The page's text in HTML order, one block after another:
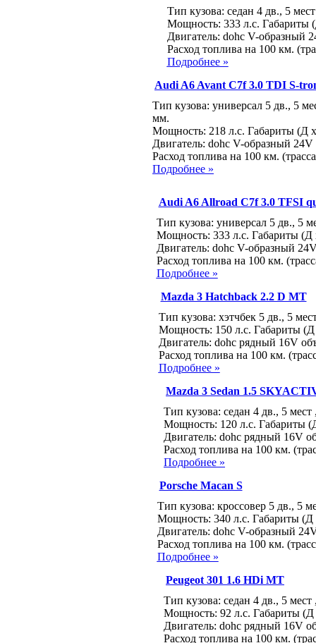
Тип кузова: седан 4 дв., 5
Мощность: 333 л.с.
Двигатель: dohc V-образный
Расход топлива на 100 км.
Подробнее »
Audi A6 Avant C7f 3.0 TDI S-
Тип кузова: универсал 5 дв., 5
мм.
Мощность: 218 л.с. Габариты (Д
Двигатель: dohc V-образный
Расход топлива на 100 км.
Подробнее »
Audi A6 Allroad C7f 3.0 TFSI
Тип кузова: универсал 5 дв., 5
Мощность: 333 л.с. Габариты
Двигатель: dohc V-образный
Расход топлива на 100 км.
Подробнее »
Mazda 3 Hatchback 2.2 D MT
Тип кузова: хэтчбек 5 дв., 5
Мощность: 150 л.с. Габариты
Двигатель: dohc рядный 16V
Расход топлива на 100 км.
Подробнее »
Mazda 3 Sedan 1.5
Тип кузова: седан 4 дв., 5
Мощность: 120 л.с. Габариты
Двигатель: dohc рядный 16V
Расход топлива на 100 км.
Подробнее »
Porsche Macan S
Тип кузова: кроссовер 5 дв., 5
Мощность: 340 л.с. Габариты
Двигатель: dohc V-образный
Расход топлива на 100 км.
Подробнее »
Peugeot 301 1.6 HDi MT
Тип кузова: седан 4 дв., 5
Мощность: 92 л.с. Габариты
Двигатель: dohc рядный 16V
Расход топлива на 100 км.